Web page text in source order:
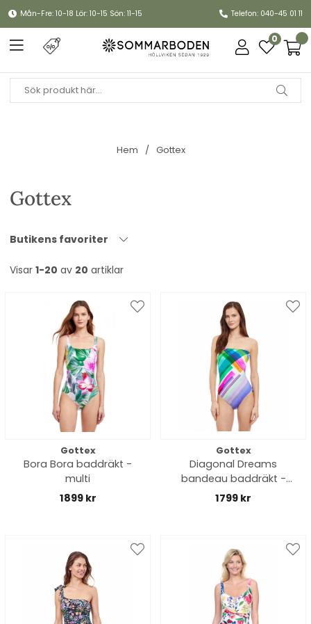
Mån-Fre: 10-18 Lör: 10-15 Sön: 11-15 Telefon: 040-45 01 11
0
Hem Gottex
Gottex
Butikens favoriter
Visar 1-20 av 20 artiklar
Gottex
Bora Bora baddräkt -
multi
1899 kr
Gottex
Diagonal Dreams
bandeau baddräkt -
multi
1799 kr